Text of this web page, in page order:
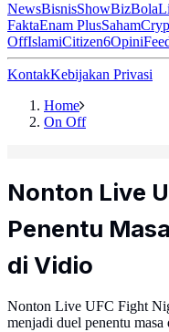
NewsBisnisShowBizBola
FaktaEnam PlusSaham
OffIslamiCitizen6Opini
KontakKebijakan Privasi
Home
On Off
Nonton Live
Penentu
di Vidio
Nonton Live UFC Fight
menjadi duel penentu